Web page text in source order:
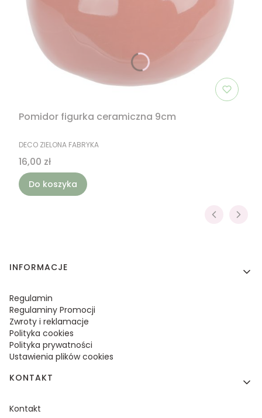
Pomidor figurka ceramiczna 9cm
PRODUCENT
DECO ZIELONA FABRYKA
Cena
16,00 zł
Do koszyka
Linki w stopce
INFORMACJE
Regulamin
Regulaminy Promocji
Zwroty i reklamacje
Polityka cookies
Polityka prywatności
Ustawienia plików cookies
KONTAKT
Kontakt